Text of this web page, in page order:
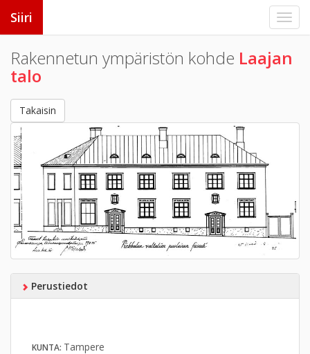
Siiri
Rakennetun ympäristön kohde Laajan
talo
Takaisin
Perustiedot
KUNTA: Tampere